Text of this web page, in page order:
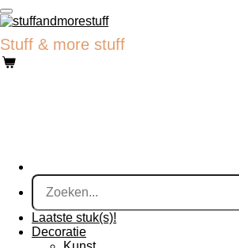
Ga
direct
naar
de
hoofdinhoud
Stuff & more stuff
Laatste stuk(s)!
Decoratie